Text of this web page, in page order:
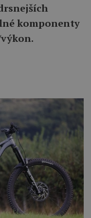
komponenty